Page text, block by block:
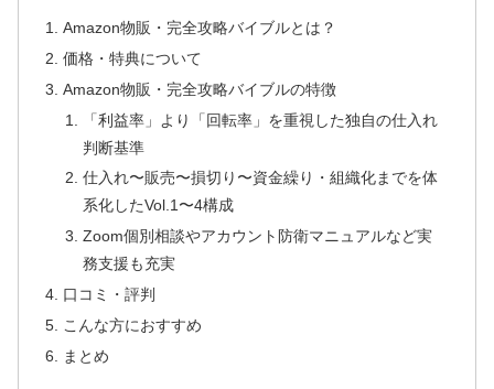
Amazon物販・完全攻略バイブルとは？
価格・特典について
Amazon物販・完全攻略バイブルの特徴
「利益率」より「回転率」を重視した独自の仕入れ
判断基準
仕入れ〜販売〜損切り〜資金繰り・組織化までを体
系化したVol.1〜4構成
Zoom個別相談やアカウント防衛マニュアルなど実
務支援も充実
口コミ・評判
こんな方におすすめ
まとめ